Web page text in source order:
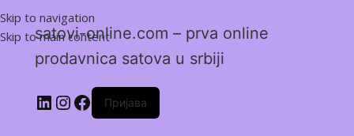
Skip to navigation
Skip to main content
satovi-online.com – prva online
prodavnica satova u srbiji
Пријава